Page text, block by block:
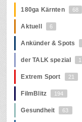
180ga Kärnten 68
Aktuell 6
Ankünder & Spots
der TALK spezial 1
Extrem Sport 21
FilmBlitz 194
Gesundheit 63